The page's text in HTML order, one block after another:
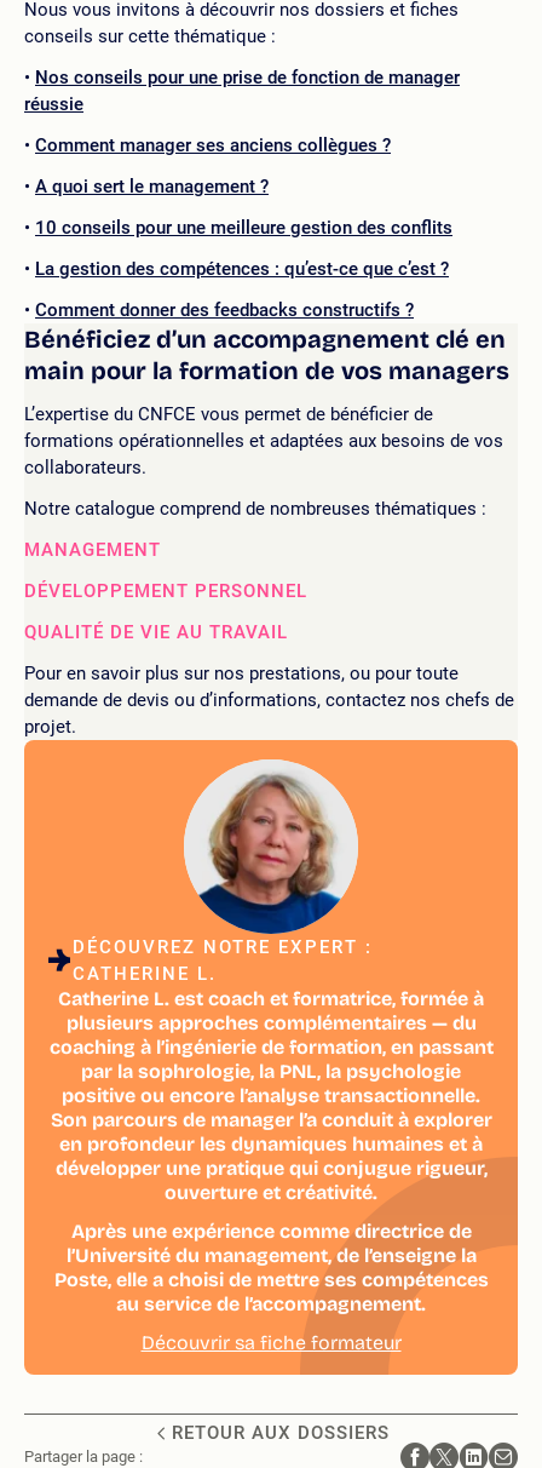
Nous vous invitons à découvrir nos dossiers et fiches
conseils sur cette thématique :
Nos conseils pour une prise de fonction de manager
réussie
Comment manager ses anciens collègues ?
A quoi sert le management ?
10 conseils pour une meilleure gestion des conflits
La gestion des compétences : qu’est-ce que c’est ?
Comment donner des feedbacks constructifs ?
Bénéficiez d’un accompagnement clé en
main pour la formation de vos managers
L’expertise du CNFCE vous permet de bénéficier de
formations opérationnelles et adaptées aux besoins de vos
collaborateurs.
Notre catalogue comprend de nombreuses thématiques :
MANAGEMENT
DÉVELOPPEMENT PERSONNEL
QUALITÉ DE VIE AU TRAVAIL
Pour en savoir plus sur nos prestations, ou pour toute
demande de devis ou d’informations, contactez nos chefs de
projet.
DÉCOUVREZ NOTRE EXPERT :
CATHERINE L.
Catherine L. est coach et formatrice, formée à
plusieurs approches complémentaires — du
coaching à l’ingénierie de formation, en passant
par la sophrologie, la PNL, la psychologie
positive ou encore l’analyse transactionnelle.
Son parcours de manager l’a conduit à explorer
en profondeur les dynamiques humaines et à
développer une pratique qui conjugue rigueur,
ouverture et créativité.
Après une expérience comme directrice de
l’Université du management, de l’enseigne la
Poste, elle a choisi de mettre ses compétences
au service de l’accompagnement.
Découvrir sa fiche formateur
RETOUR AUX DOSSIERS
Partager la page :